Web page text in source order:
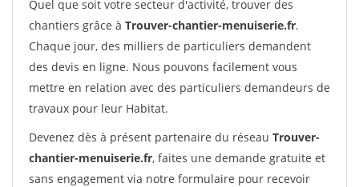
Quel que soit votre secteur d'activité, trouver des
chantiers grâce à Trouver-chantier-menuiserie.fr.
Chaque jour, des milliers de particuliers demandent
des devis en ligne. Nous pouvons facilement vous
mettre en relation avec des particuliers demandeurs de
travaux pour leur Habitat.
Devenez dès à présent partenaire du réseau Trouver-
chantier-menuiserie.fr, faites une demande gratuite et
sans engagement via notre formulaire pour recevoir